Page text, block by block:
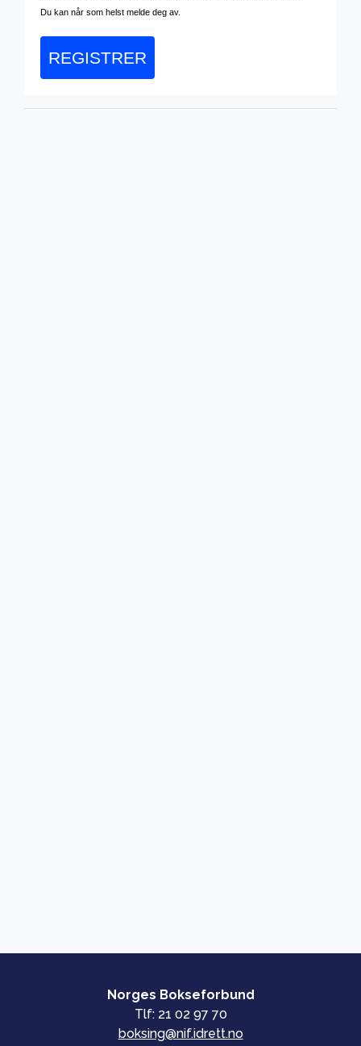
Du kan når som helst melde deg av.
REGISTRER
Norges Bokseforbund
Tlf: 21 02 97 70
boksing@nif.idrett.no